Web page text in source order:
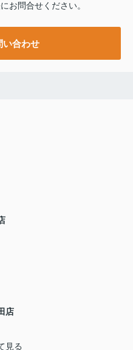
お問合せください。
い合わせ
店
見る